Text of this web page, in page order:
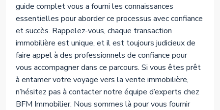
guide complet vous a fourni les connaissances
essentielles pour aborder ce processus avec confiance
et succès. Rappelez-vous, chaque transaction
immobilière est unique, et il est toujours judicieux de
faire appel à des professionnels de confiance pour
vous accompagner dans ce parcours. Si vous êtes prêt
à entamer votre voyage vers la vente immobilière,
n’hésitez pas à contacter notre équipe d’experts chez
BFM Immobilier. Nous sommes là pour vous fournir